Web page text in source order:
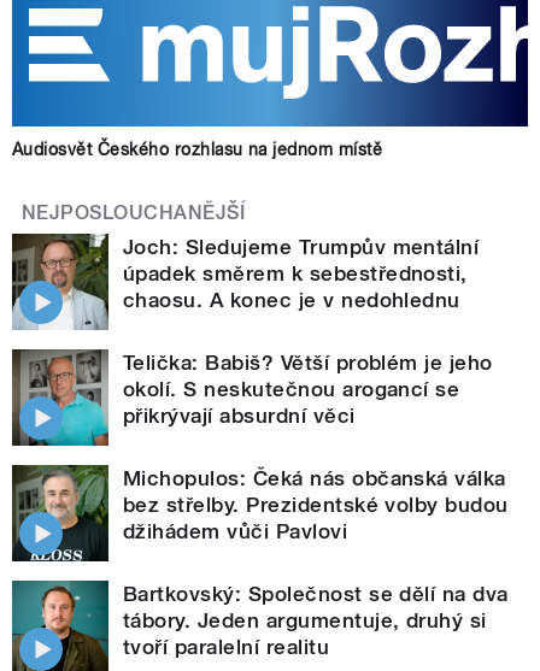
Audiosvět Českého rozhlasu na jednom místě
NEJPOSLOUCHANĚJŠÍ
Joch: Sledujeme Trumpův mentální
úpadek směrem k sebestřednosti,
chaosu. A konec je v nedohlednu
Telička: Babiš? Větší problém je jeho
okolí. S neskutečnou arogancí se
přikrývají absurdní věci
Michopulos: Čeká nás občanská válka
bez střelby. Prezidentské volby budou
džihádem vůči Pavlovi
Bartkovský: Společnost se dělí na dva
tábory. Jeden argumentuje, druhý si
tvoří paralelní realitu